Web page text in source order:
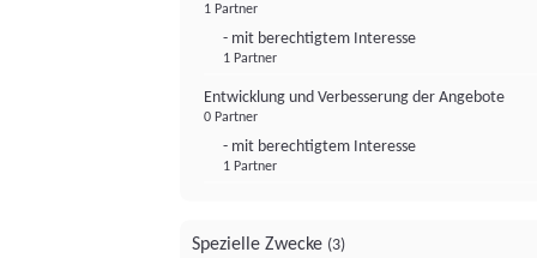
1 Partner
- mit berechtigtem Interesse
1 Partner
Entwicklung und Verbesserung der Angebote
0 Partner
- mit berechtigtem Interesse
1 Partner
Spezielle Zwecke (3)